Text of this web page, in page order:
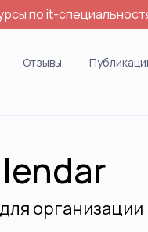
по it-
Отзывы
организации